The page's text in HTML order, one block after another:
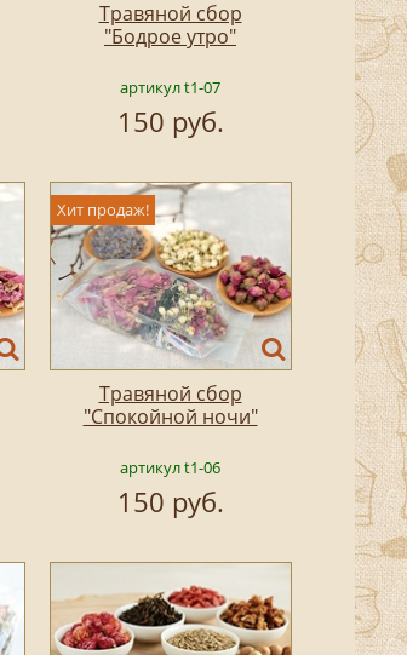
Травяной сбор
"Бодрое утро"
артикул t1-07
150 руб.
Хит продаж!
Травяной сбор
"Спокойной ночи"
артикул t1-06
150 руб.